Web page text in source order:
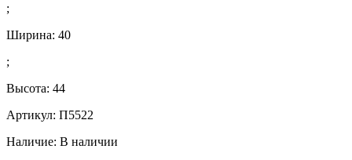
;
Ширина: 40
;
Высота: 44
Артикул: П5522
Наличие: В наличии